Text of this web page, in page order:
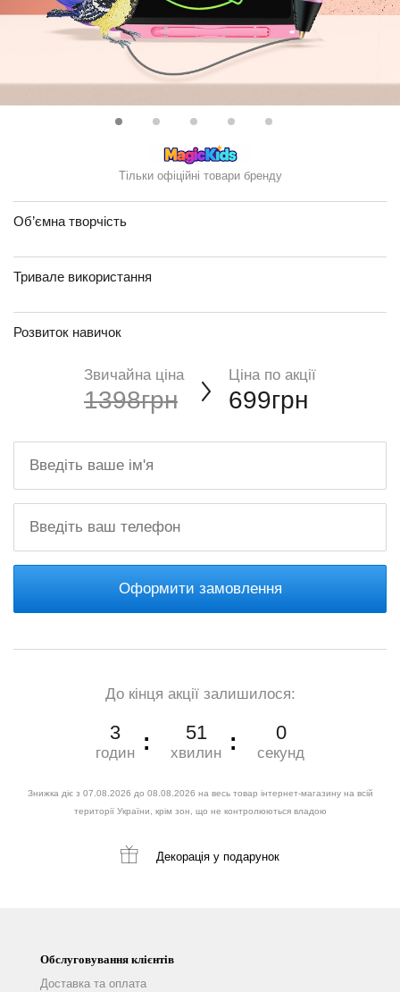
Тільки офіційні товари бренду
Об’ємна творчість
Тривале використання
Розвиток навичок
Звичайна ціна
1398грн
Ціна по акції
699грн
Оформити замовлення
До кінця акції залишилося:
3
годин
50
хвилин
59
секунд
Знижка діє з 07.08.2026 до 08.08.2026 на весь товар інтернет-магазину на всій
території України, крім зон, що не контролюються владою
Декорація у подарунок
Обслуговування клієнтів
Доставка та оплата